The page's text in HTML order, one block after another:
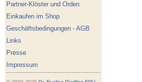
Partner-Klöster und Orden
Einkaufen im Shop
Geschäftsbedingungen - AGB
Links
Presse
Impressum